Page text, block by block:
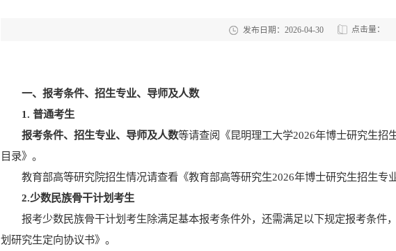
发布日期：2026-04-30 点击量：
一、报考条件、招生专业、 导师及人数
1. 普通考生
报考条件、招生专业、 导师及人数等请查阅《昆明理工大学2026年博士研究生招
目录》 。
教育部高等研究院招生情况请查看《教育部高等研究生2026年博士研究生招生专
2.少数民族骨干计划考生
报考少数民族骨干计划考生除满足基本报考条件外，还需满足以下规定报考条件
划研究生定向协议书》。